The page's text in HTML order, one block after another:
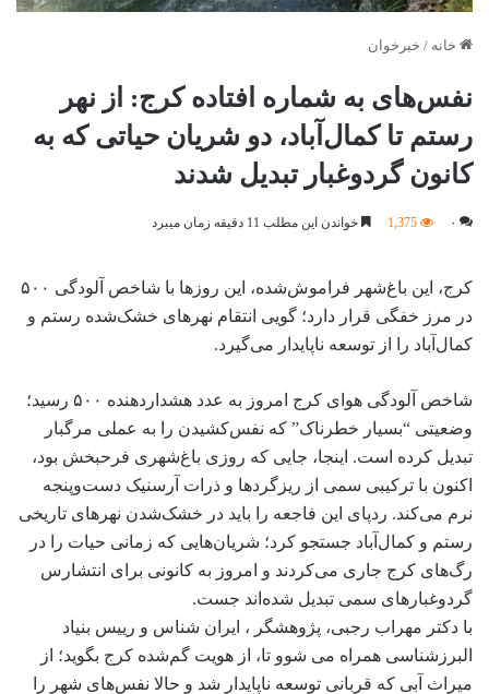
خانه / خبرخوان
نفس‌های به شماره افتاده کرج: از نهر
رستم تا کمال‌آباد، دو شریان حیاتی که به
کانون گردوغبار تبدیل شدند
۰ 1,375 خواندن این مطلب 11 دقیقه زمان میبرد
کرج، این باغ‌شهر فراموش‌شده، این روزها با شاخص آلودگی ۵۰۰
در مرز خفگی قرار دارد؛ گویی انتقام نهرهای خشک‌شده رستم و
کمال‌آباد را از توسعه ناپایدار می‌گیرد.
شاخص آلودگی هوای کرج امروز به عدد هشداردهنده ۵۰۰ رسید؛
وضعیتی “بسیار خطرناک” که نفس‌کشیدن را به عملی مرگبار
تبدیل کرده است. اینجا، جایی که روزی باغ‌شهری فرحبخش بود،
اکنون با ترکیبی سمی از ریزگردها و ذرات آرسنیک دست‌وپنجه
نرم می‌کند. ردپای این فاجعه را باید در خشک‌شدن نهرهای تاریخی
رستم و کمال‌آباد جستجو کرد؛ شریان‌هایی که زمانی حیات را در
رگ‌های کرج جاری می‌کردند و امروز به کانونی برای انتشارس
گردوغبارهای سمی تبدیل شده‌اند جست.
با دکتر مهراب رجبی، پژوهشگر ، ایران شناس و رییس بنیاد
البرزشناسی همراه می شوو تا، از هویت گم‌شده کرج بگوید؛ از
میراث آبی که قربانی توسعه ناپایدار شد و حالا نفس‌های شهر را